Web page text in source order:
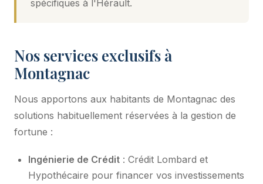
spécifiques à l'Hérault.
Nos services exclusifs à
Montagnac
Nous apportons aux habitants de Montagnac des
solutions habituellement réservées à la gestion de
fortune :
Ingénierie de Crédit : Crédit Lombard et
Hypothécaire pour financer vos investissements